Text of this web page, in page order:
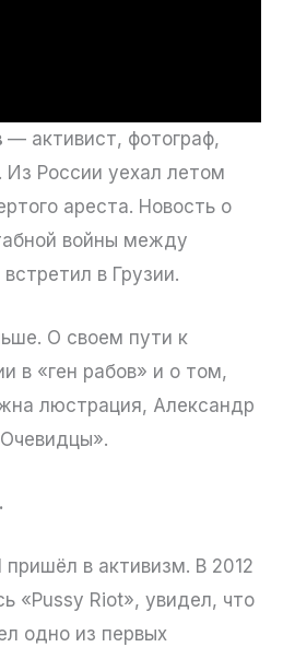
— активист, фотограф,
Из России уехал летом
ареста. Новость о
войны между
в Грузии.
О своем пути к
в «ген рабов» и о том,
люстрация, Александр
в активизм. В 2012
«Pussy Riot», увидел, что
одно из первых